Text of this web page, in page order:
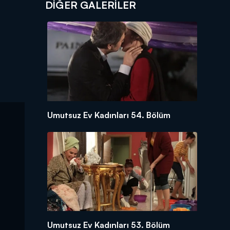
DİĞER GALERİLER
Umutsuz Ev Kadınları 54. Bölüm
Umutsuz Ev Kadınları 53. Bölüm